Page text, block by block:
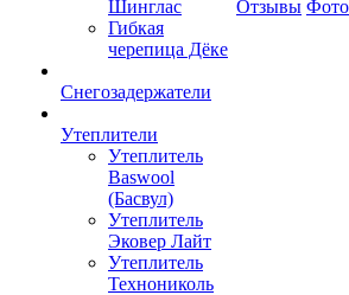
Шинглас
Гибкая
черепица Дёке
Снегозадержатели
Утеплители
Утеплитель
Baswool
(Басвул)
Утеплитель
Эковер Лайт
Утеплитель
Технониколь
Отзывы